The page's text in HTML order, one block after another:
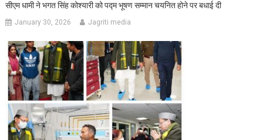
सीएम धामी ने भगत सिंह कोश्यारी को पद्म भूषण सम्मान चयनित होने पर बधाई दी
January 30, 2026 Jagriti media